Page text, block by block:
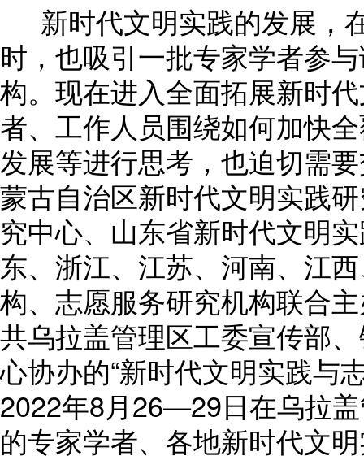
新时代文明实践的发展，
时，也吸引一批专家学者参
构。现在进入全面拓展新时
者、工作人员围绕如何加快
发展等进行思考，也迫切需
蒙古自治区新时代文明实践
究中心、山东省新时代文明
东、浙江、江苏、河南、江
构、志愿服务研究机构联合
共乌拉盖管理区工委宣传部
心协办的“新时代文明实践与
2022年8月26—29日在乌拉
的专家学者、各地新时代文